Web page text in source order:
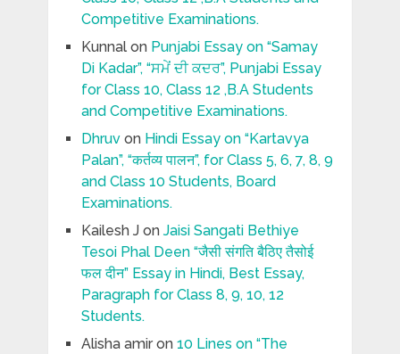
Competitive Examinations.
Kunnalon Punjabi Essay on “Samay
Di Kadar”, “ਸਮੇਂ ਦੀ ਕਦਰ”, Punjabi Essay
for Class 10, Class 12 ,B.A Students
and Competitive Examinations.
Dhruvon Hindi Essay on “Kartavya
Palan”, “कर्तव्य पालन”, for Class 5, 6, 7, 8, 9
and Class 10 Students, Board
Examinations.
Kailesh Jon Jaisi Sangati Bethiye
Tesoi Phal Deen “जैसी संगति बैठिए तैसोई
फल दीन” Essay in Hindi, Best Essay,
Paragraph for Class 8, 9, 10, 12
Students.
Alisha amiron 10 Lines on “The